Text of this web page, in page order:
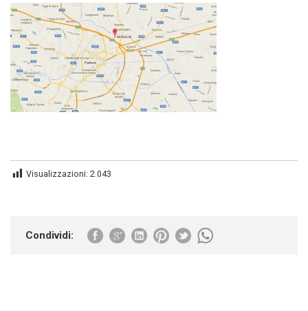
Visualizzazioni: 2.043
Condividi: